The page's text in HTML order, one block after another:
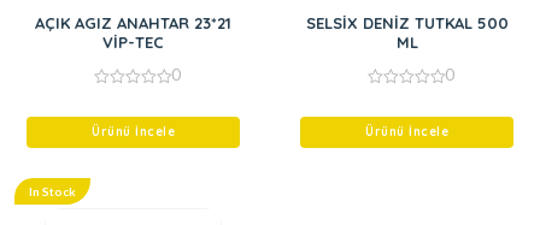
AÇIK AGIZ ANAHTAR 23*21
VİP-TEC
of
0
Ürünü İncele
SELSİX DENİZ TUTKAL 500
ML
of
0
Ürünü İncele
In Stock